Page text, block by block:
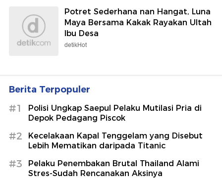
Potret Sederhana nan Hangat, Luna
Maya Bersama Kakak Rayakan Ultah
Ibu Desa
detikHot
Berita Terpopuler
#1
Polisi Ungkap Saepul Pelaku Mutilasi Pria di
Depok Pedagang Piscok
#2
Kecelakaan Kapal Tenggelam yang Disebut
Lebih Mematikan daripada Titanic
#3
Pelaku Penembakan Brutal Thailand Alami
Stres-Sudah Rencanakan Aksinya